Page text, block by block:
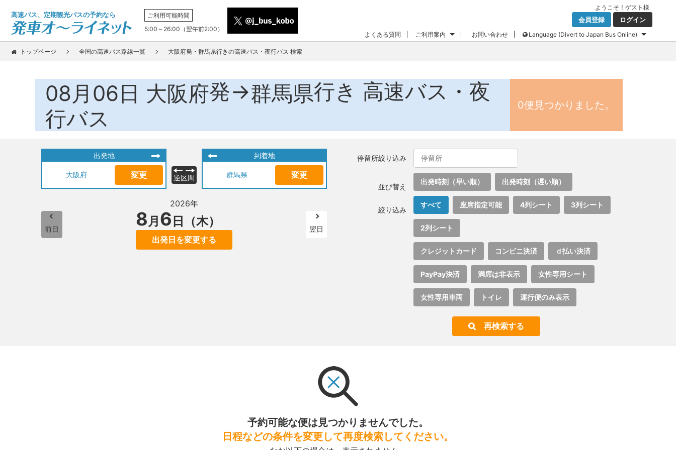
高速バス、定期観光バスの予約なら
ご利用可能時間
5:00～26:00（翌午前2:00）
ようこそ！ ゲスト 様
会員登録 ログイン
よくある質問 ご利用案内 お問い合わせ Language (Divert to Japan Bus Online)
トップページ 全国の高速バス路線一覧 大阪府発・群馬県行きの高速バス・夜行バス 検索
08月06日 大阪府発→群馬県行き 高速バス・夜
行バス
0便見つかりました。
出発地
大阪府 変更 逆区間
到着地
群馬県 変更
前日
2026年
8月 6 日（木）
出発日を変更する
翌日
停留所絞り込み
並び替え
出発時刻（早い順） 出発時刻（遅い順）
絞り込み
すべて 座席指定可能 4列シート 3列シート
2列シート
クレジットカード コンビニ決済 ｄ払い決済
PayPay決済 満席は非表示 女性専用シート
女性専用車両 トイレ 運行便のみ表示
再検索する
予約可能な便は見つかりませんでした。
日程などの条件を変更して再度検索してください。